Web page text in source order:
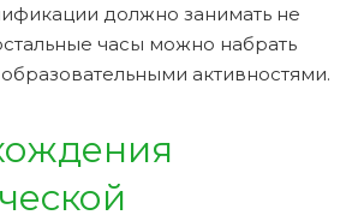
должно занимать не
часы можно набрать
активностями.